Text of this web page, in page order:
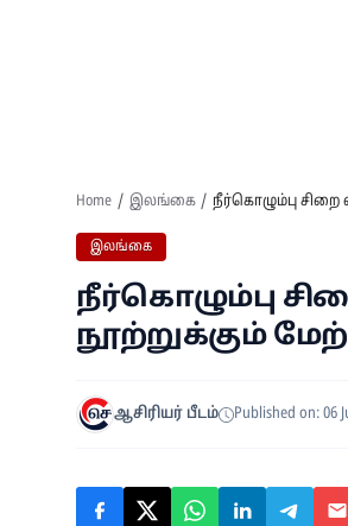
Home இலங்கை நீர்கொழும்பு சிறை
இலங்கை
நீர்கொழும்பு
நூற்றுக்கும்
ஆசிரியர் பீடம் Published on: 06